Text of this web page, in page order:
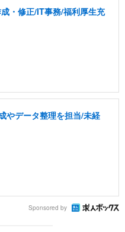
・修正/IT事務/福利厚生充
やデータ整理を担当/未経
Sponsored by